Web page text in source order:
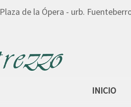
Plaza de la Ópera - urb.
INICIO